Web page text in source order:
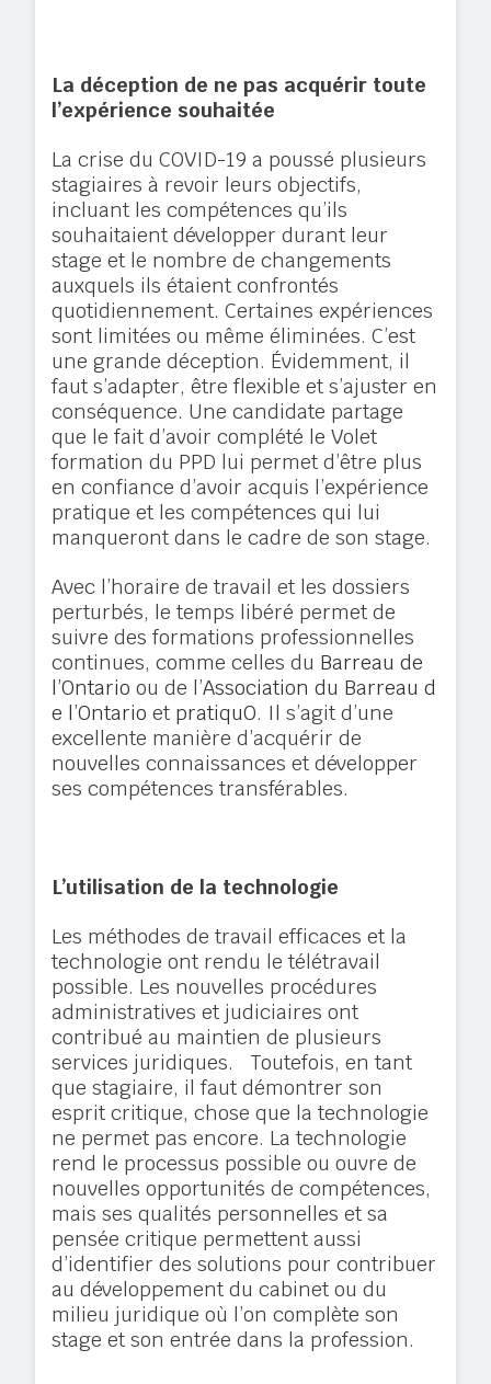
La déception de ne pas acquérir toute
l’expérience souhaitée
La crise du COVID-19 a poussé plusieurs
stagiaires à revoir leurs objectifs,
incluant les compétences qu’ils
souhaitaient développer durant leur
stage et le nombre de changements
auxquels ils étaient confrontés
quotidiennement. Certaines expériences
sont limitées ou même éliminées. C’est
une grande déception. Évidemment, il
faut s’adapter, être flexible et s’ajuster en
conséquence. Une candidate partage
que le fait d’avoir complété le Volet
formation du PPD lui permet d’être plus
en confiance d’avoir acquis l’expérience
pratique et les compétences qui lui
manqueront dans le cadre de son stage.
Avec l’horaire de travail et les dossiers
perturbés, le temps libéré permet de
suivre des formations professionnelles
continues, comme celles du Barreau de
l’Ontario ou de l’Association du Barreau d
e l’Ontario et pratiquO. Il s’agit d’une
excellente manière d’acquérir de
nouvelles connaissances et développer
ses compétences transférables.
L’utilisation de la technologie
Les méthodes de travail efficaces et la
technologie ont rendu le télétravail
possible. Les nouvelles procédures
administratives et judiciaires ont
contribué au maintien de plusieurs
services juridiques. Toutefois, en tant
que stagiaire, il faut démontrer son
esprit critique, chose que la technologie
ne permet pas encore. La technologie
rend le processus possible ou ouvre de
nouvelles opportunités de compétences,
mais ses qualités personnelles et sa
pensée critique permettent aussi
d’identifier des solutions pour contribuer
au développement du cabinet ou du
milieu juridique où l’on complète son
stage et son entrée dans la profession.